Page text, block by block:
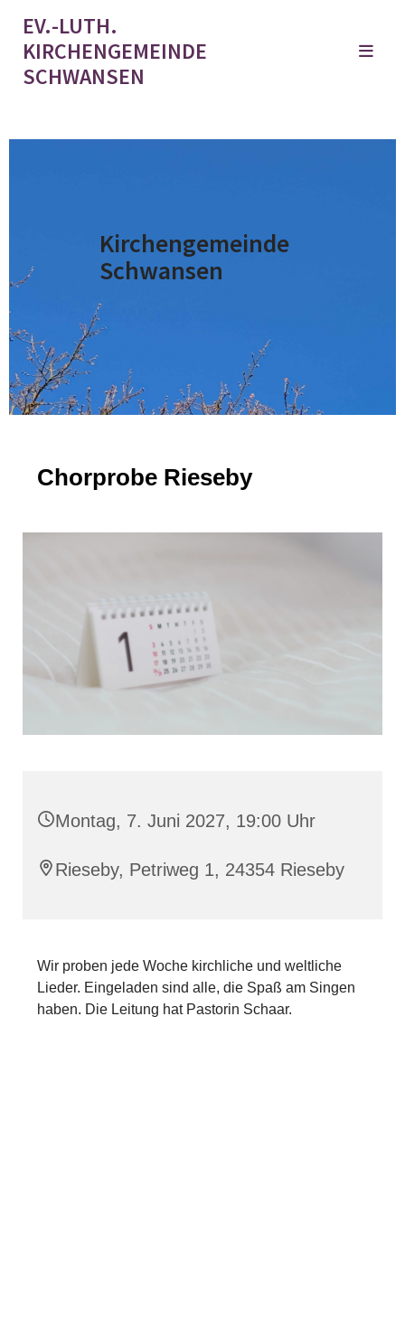
EV.-LUTH.
KIRCHENGEMEINDE
SCHWANSEN
Kirchengemeinde
Schwansen
Chorprobe Rieseby
Montag, 7. Juni 2027, 19:00 Uhr
Rieseby, Petriweg 1, 24354 Rieseby
Wir proben jede Woche kirchliche und weltliche
Lieder. Eingeladen sind alle, die Spaß am Singen
haben. Die Leitung hat Pastorin Schaar.